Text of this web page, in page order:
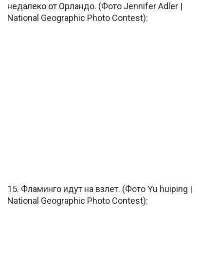
недалеко от Орландо. (Фото Jennifer Adler |
National Geographic Photo Contest):
15. Фламинго идут на взлет. (Фото Yu huiping |
National Geographic Photo Contest):